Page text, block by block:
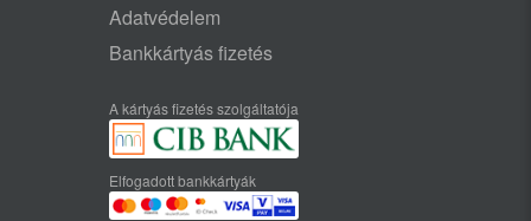
Adatvédelem
Bankkártyás fizetés
A kártyás fizetés szolgáltatója
Elfogadott bankkártyák